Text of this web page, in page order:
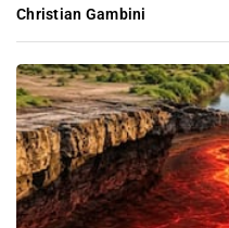
Christian Gambini